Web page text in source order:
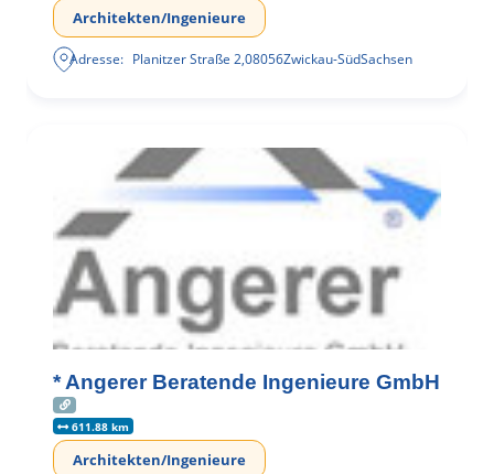
Architekten/Ingenieure
Adresse: Planitzer Straße 2,08056Zwickau-SüdSachsen
* Angerer Beratende Ingenieure GmbH
611.88 km
Architekten/Ingenieure